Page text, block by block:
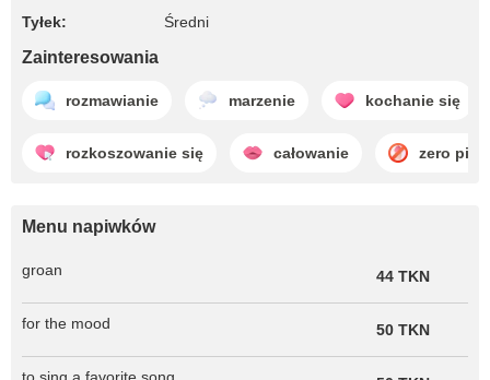
Tyłek: Średni
Zainteresowania
rozmawianie marzenie kochanie się
rozkoszowanie się całowanie zero
Menu napiwków
groan 44 TKN
for the mood 50 TKN